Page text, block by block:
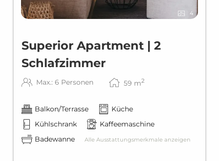
4
Superior Apartment | 2
Schlafzimmer
Max.: 6 Personen 59 m2
Balkon/Terrasse
Küche
Kühlschrank
Kaffeemaschine
Badewanne
Alle Ausstattungsmerkmale anzeigen